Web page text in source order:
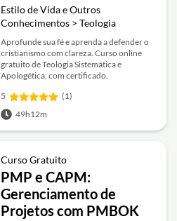
Estilo de Vida e Outros
Conhecimentos > Teologia
Aprofunde sua fé e aprenda a defender o
cristianismo com clareza. Curso online
gratuito de Teologia Sistemática e
Apologética, com certificado.
5
(1)
49h12m
Curso Gratuito
PMP e CAPM:
Gerenciamento de
Projetos com PMBOK